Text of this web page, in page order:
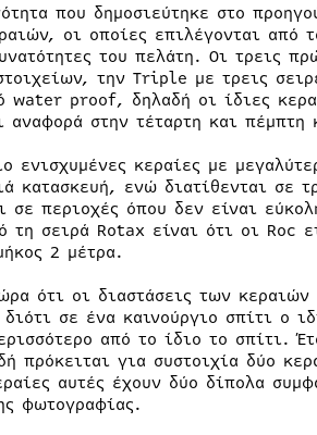
που δημοσιεύτηκε στο
οι οποίες επιλέγονται από
του πελάτη. Οι τρεις
την Triple με τρεις
water proof, δηλαδή οι ίδιες
αναφορά στην τέταρτη και
ενισχυμένες κεραίες με
κατασκευή, ενώ διατίθενται σε
σε περιοχές όπου δεν είναι
τη σειρά Rotax είναι ότι οι
2 μέτρα.
ότι οι διαστάσεις των
σε ένα καινούργιο σπίτι ο
από το ίδιο το σπίτι.
πρόκειται για συστοιχία δύο
αυτές έχουν δύο δίπολα
φωτογραφίας.